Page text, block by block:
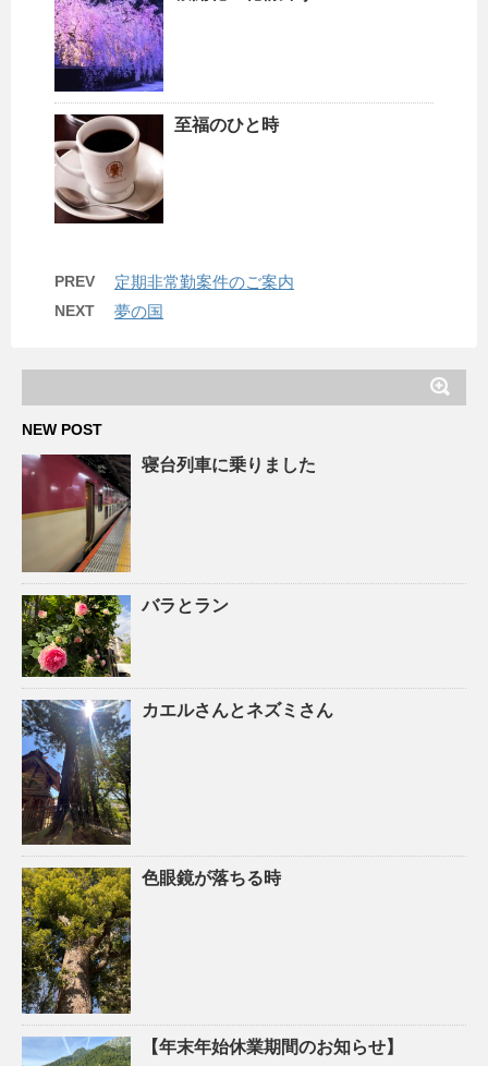
至福のひと時
PREV 定期非常勤案件のご案内
NEXT 夢の国
NEW POST
寝台列車に乗りました
バラとラン
カエルさんとネズミさん
色眼鏡が落ちる時
【年末年始休業期間のお知らせ】